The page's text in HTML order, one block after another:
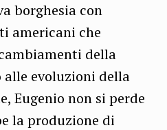
borghesia con
americani che
della
evoluzioni della
Eugenio non si perde
la produzione di